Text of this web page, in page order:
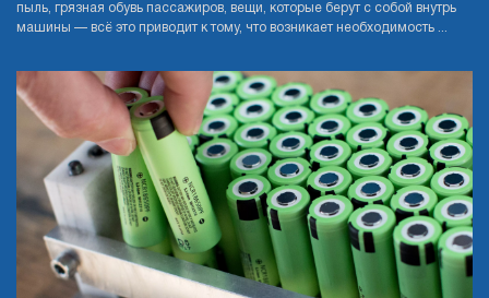
пыль, грязная обувь пассажиров, вещи, которые берут с собой внутрь
машины — всё это приводит к тому, что возникает необходимость ...